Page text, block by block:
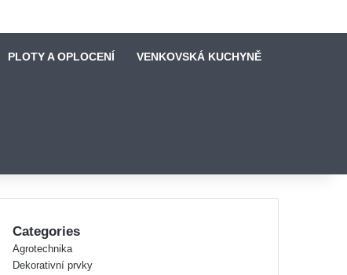
PLOTY A OPLOCENÍ VENKOVSKÁ KUCHYNĚ
Categories
Agrotechnika
Dekorativní prvky